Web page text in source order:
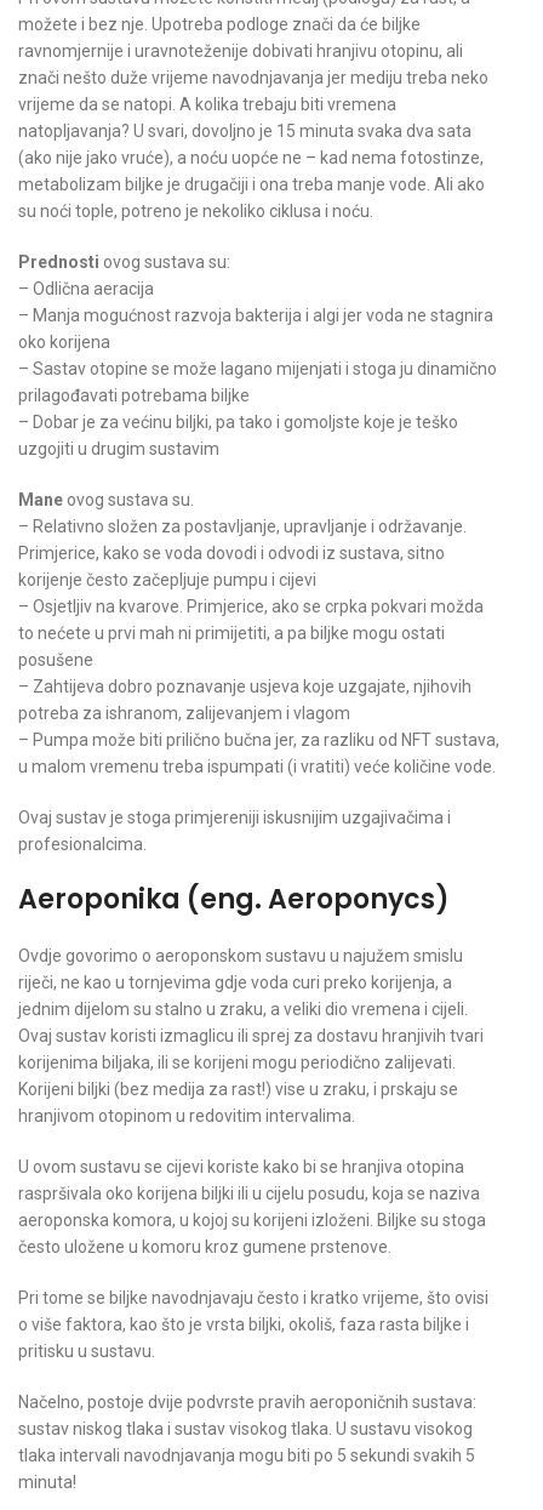
možete i bez nje. Upotreba podloge znači da će biljke
ravnomjernije i uravnoteženije dobivati hranjivu otopinu, ali
znači nešto duže vrijeme navodnjavanja jer mediju treba neko
vrijeme da se natopi. A kolika trebaju biti vremena
natopljavanja? U svari, dovoljno je 15 minuta svaka dva sata
(ako nije jako vruće), a noću uopće ne – kad nema fotostinze,
metabolizam biljke je drugačiji i ona treba manje vode. Ali ako
su noći tople, potreno je nekoliko ciklusa i noću.
Prednosti ovog sustava su:
– Odlična aeracija
– Manja mogućnost razvoja bakterija i algi jer voda ne stagnira
oko korijena
– Sastav otopine se može lagano mijenjati i stoga ju dinamično
prilagođavati potrebama biljke
– Dobar je za većinu biljki, pa tako i gomoljste koje je teško
uzgojiti u drugim sustavim
Mane ovog sustava su.
– Relativno složen za postavljanje, upravljanje i održavanje.
Primjerice, kako se voda dovodi i odvodi iz sustava, sitno
korijenje često začepljuje pumpu i cijevi
– Osjetljiv na kvarove. Primjerice, ako se crpka pokvari možda
to nećete u prvi mah ni primijetiti, a pa biljke mogu ostati
posušene
– Zahtijeva dobro poznavanje usjeva koje uzgajate, njihovih
potreba za ishranom, zalijevanjem i vlagom
– Pumpa može biti prilično bučna jer, za razliku od NFT sustava,
u malom vremenu treba ispumpati (i vratiti) veće količine vode.
Ovaj sustav je stoga primjereniji iskusnijim uzgajivačima i
profesionalcima.
Aeroponika (eng. Aeroponycs)
Ovdje govorimo o aeroponskom sustavu u najužem smislu
riječi, ne kao u tornjevima gdje voda curi preko korijenja, a
jednim dijelom su stalno u zraku, a veliki dio vremena i cijeli.
Ovaj sustav koristi izmaglicu ili sprej za dostavu hranjivih tvari
korijenima biljaka, ili se korijeni mogu periodično zalijevati.
Korijeni biljki (bez medija za rast!) vise u zraku, i prskaju se
hranjivom otopinom u redovitim intervalima.
U ovom sustavu se cijevi koriste kako bi se hranjiva otopina
raspršivala oko korijena biljki ili u cijelu posudu, koja se naziva
aeroponska komora, u kojoj su korijeni izloženi. Biljke su stoga
često uložene u komoru kroz gumene prstenove.
Pri tome se biljke navodnjavaju često i kratko vrijeme, što ovisi
o više faktora, kao što je vrsta biljki, okoliš, faza rasta biljke i
pritisku u sustavu.
Načelno, postoje dvije podvrste pravih aeroponičnih sustava:
sustav niskog tlaka i sustav visokog tlaka. U sustavu visokog
tlaka intervali navodnjavanja mogu biti po 5 sekundi svakih 5
minuta!